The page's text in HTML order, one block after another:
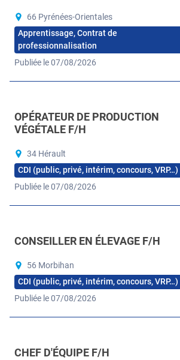
66 Pyrénées-Orientales
Apprentissage, Contrat de
professionnalisation
Publiée le 07/08/2026
OPÉRATEUR DE PRODUCTION
VÉGÉTALE F/H
34 Hérault
CDI (public, privé, intérim, concours, VRP…)
Publiée le 07/08/2026
CONSEILLER EN ÉLEVAGE F/H
56 Morbihan
CDI (public, privé, intérim, concours, VRP…)
Publiée le 07/08/2026
CHEF D'ÉQUIPE F/H